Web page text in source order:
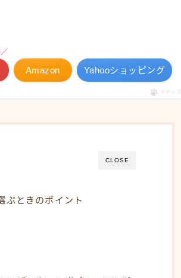
Amazon Yahooショッピング
ポチップ
CLOSE
ぶときのポイント